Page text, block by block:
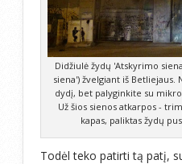
Didžiulė žydų 'Atskyrimo
siena') žvelgiant iš
dydį, bet palyginkite su
Už šios sienos atkarpos -
kapas, paliktas žydų
Todėl teko patirti tą patį,